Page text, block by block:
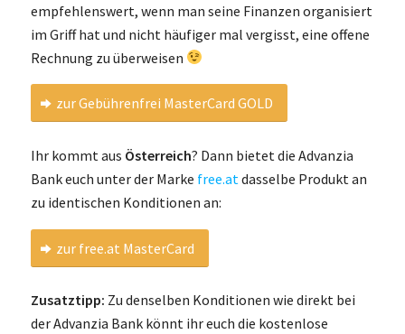
empfehlenswert, wenn man seine Finanzen organisiert
im Griff hat und nicht häufiger mal vergisst, eine offene
Rechnung zu überweisen
zur Gebührenfrei MasterCard GOLD
Ihr kommt aus Österreich? Dann bietet die Advanzia
Bank euch unter der Marke free.at dasselbe Produkt an
zu identischen Konditionen an:
zur free.at MasterCard
Zusatztipp: Zu denselben Konditionen wie direkt bei
der Advanzia Bank könnt ihr euch die kostenlose